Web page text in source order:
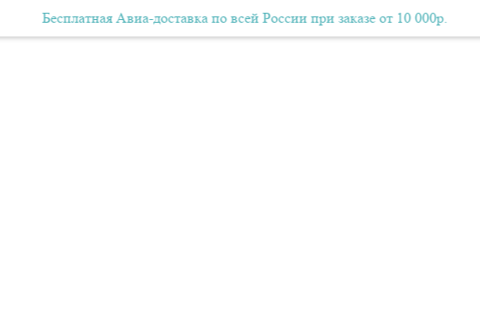
10 000р. Бесплатная Авиа-доставка по всей России при заказе от
Авиа-доставка по всей России при заказе от 10 000р.